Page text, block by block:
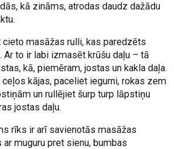
kā zināms, atrodas daudz dažādu
masāžas rulli, kas paredzēts
Ar to ir labi izmasēt krūšu daļu – tā
kā, piemēram, jostas un kakla daļa.
kājas, paceliet iegurni, rokas zem
un rullējiet šurp turp lāpstiņu
jostas daļu.
rīks ir arī savienotās masāžas
muguru pret sienu, bumbas